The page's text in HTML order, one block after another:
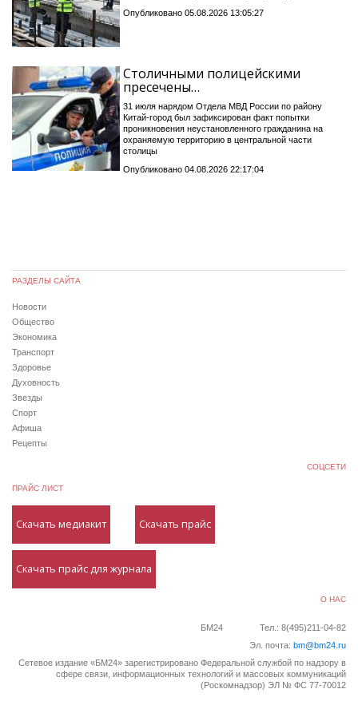
Опубликовано 05.08.2026 13:05:27
Столичными полицейскими
пресечены…
31 июля нарядом Отдела МВД России по району
Китай-город был зафиксирован факт попытки
проникновения неустановленного гражданина на
охраняемую территорию в центральной части
столицы
Опубликовано 04.08.2026 22:17:04
РАЗДЕЛЫ САЙТА
Новости
Общество
Экономика
Транспорт
Здоровье
Духовность
Звезды
Спорт
Афиша
Рецепты
СОЦСЕТИ
ПРАЙС ЛИСТ
Скачать медиакит Скачать прайс
Скачать прайс для журнала
О НАС
БМ24
Тел.: 8(495)211-04-82
Эл. почта: bm@bm24.ru
Сетевое издание «БМ24» зарегистрировано Федеральной службой по надзору в
сфере связи, информационных технологий и массовых коммуникаций
(Роскомнадзор) ЭЛ № ФС 77-70012